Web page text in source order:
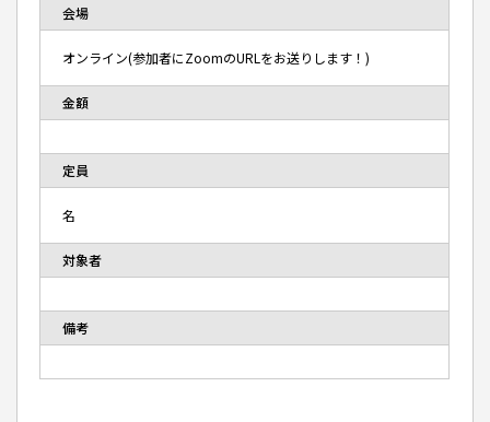
会場
オンライン(参加者にZoomのURLをお送りします！)
金額
定員
名
対象者
備考